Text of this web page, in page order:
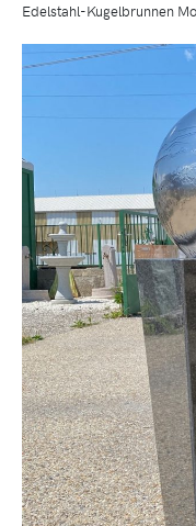
Edelstahl-Kugelbrunnen